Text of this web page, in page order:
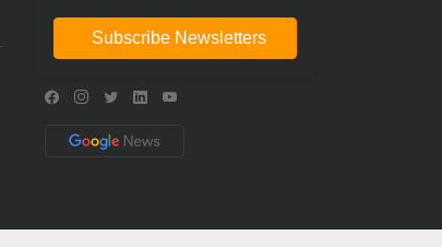
Subscribe Newsletters